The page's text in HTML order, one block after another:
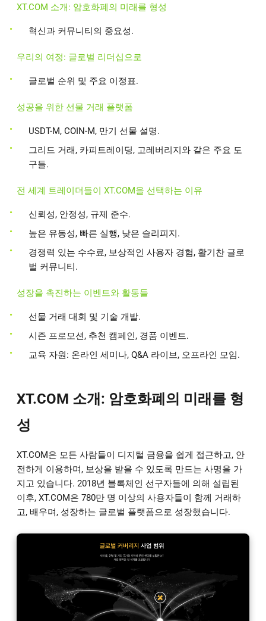
XT.COM 소개: 암호화폐의 미래를 형성
혁신과 커뮤니티의 중요성.
우리의 여정: 글로벌 리더십으로
글로벌 순위 및 주요 이정표.
성공을 위한 선물 거래 플랫폼
USDT-M, COIN-M, 만기 선물 설명.
그리드 거래, 카피트레이딩, 고레버리지와 같은 주요 도
구들.
전 세계 트레이더들이 XT.COM을 선택하는 이유
신뢰성, 안정성, 규제 준수.
높은 유동성, 빠른 실행, 낮은 슬리피지.
경쟁력 있는 수수료, 보상적인 사용자 경험, 활기찬 글로
벌 커뮤니티.
성장을 촉진하는 이벤트와 활동들
선물 거래 대회 및 기술 개발.
시즌 프로모션, 추천 캠페인, 경품 이벤트.
교육 자원: 온라인 세미나, Q&A 라이브, 오프라인 모임.
XT.COM 소개: 암호화폐의 미래를 형
성
XT.COM은 모든 사람들이 디지털 금융을 쉽게 접근하고, 안
전하게 이용하며, 보상을 받을 수 있도록 만드는 사명을 가
지고 있습니다. 2018년 블록체인 선구자들에 의해 설립된
이후, XT.COM은 780만 명 이상의 사용자들이 함께 거래하
고, 배우며, 성장하는 글로벌 플랫폼으로 성장했습니다.